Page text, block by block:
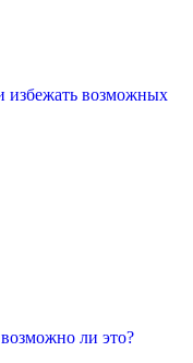
избежать возможных
ли это?